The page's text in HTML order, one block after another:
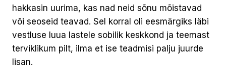
hakkasin uurima, kas nad neid sõnu mõistavad
või seoseid teavad. Sel korral oli eesmärgiks läbi
vestluse luua lastele sobilik keskkond ja teemast
terviklikum pilt, ilma et ise teadmisi palju juurde
lisan.